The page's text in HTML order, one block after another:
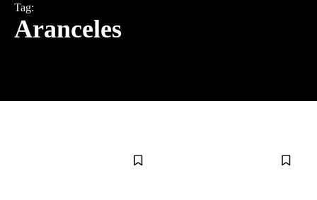
Tag:
Aranceles